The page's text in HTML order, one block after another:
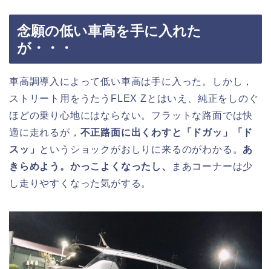
念願の低い車高を手に入れた
が・・・
車高調導入によって低い車高は手に入った。しかし，
ストリート用をうたうFLEX Zとはいえ、純正をしのぐ
ほどの乗り心地にはならない。フラットな路面では快
適に走れるが， 不正路面に出くわすと「ドガッ」「ド
スッ」 というショックがおしりに来るのがわかる。 あ
きらめよう。かっこよくなったし、
まあコーナーは少
し走りやすくなった気がする。